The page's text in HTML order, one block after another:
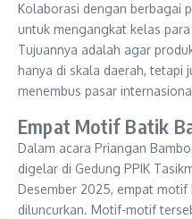
Kolaborasi dengan berbagai
untuk mengangkat kelas
Tujuannya adalah agar
hanya di skala daerah, tetapi
menembus pasar
Empat Motif Batik
Dalam acara Priangan
digelar di Gedung PPIK
Desember 2025, empat motif
diluncurkan. Motif-motif